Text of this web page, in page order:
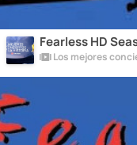
Fearless HD
Los mejores